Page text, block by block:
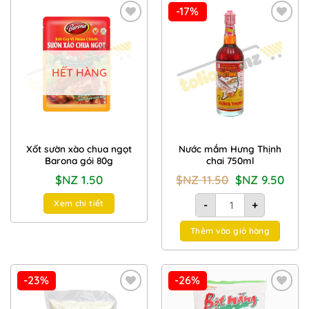
Add to
Wishlist
HẾT HÀNG
Xốt sườn xào chua ngọt
Barona gói 80g
$NZ 1.50
Xem chi tiết
-17%
Wishlist
Nước mắm Hưng Thịnh
chai 750ml
$NZ11.50 Giá
gốc
là:
$NZ
$NZ 9.50Giá
hiện
-
Nước mắm Hưng
+
Thêm vào giỏ hàng
-23%
Add to
-26%
Add to